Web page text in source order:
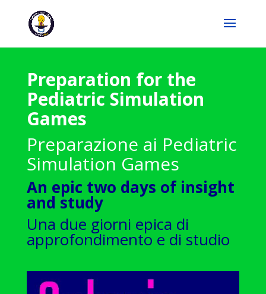
Preparation for the
Pediatric Simulation
Games
Preparazione ai Pediatric
Simulation Games
An epic two days of insight
and study
Una due giorni epica di
approfondimento e di studio